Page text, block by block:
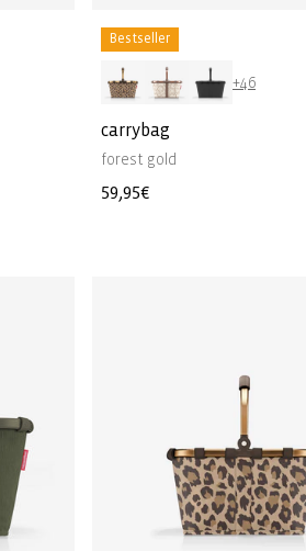
Bestseller
+46
carrybag
forest gold
Normale
59,95€